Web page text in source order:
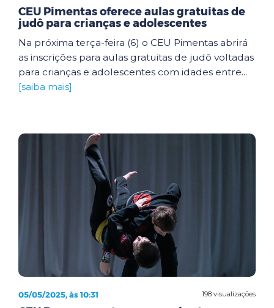
CEU Pimentas oferece aulas gratuitas de
judô para crianças e adolescentes
Na próxima terça-feira (6) o CEU Pimentas abrirá
as inscrições para aulas gratuitas de judô voltadas
para crianças e adolescentes com idades entre...
[saiba mais]
198 visualizações
05/05/2025, às 10:31